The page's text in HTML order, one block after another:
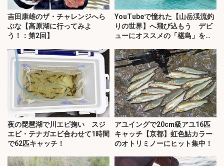
吉田康雄のザ・チャレンジへら
ぶな【高原湖に行ってみよ
う！：第2回】
YouTubeで憧れた【山岳渓流釣
りの世界】へ飛び込もう デビ
ューにオススメの「椹島」を紹
夜の琵琶湖で川エビ掬い スジ
エビ・テナガエビ合わせて1時間
で62匹キャッチ！
アユイングで20cm級アユ16匹
キャッチ【京都】虹色鮎カラー
のオトリミノーにヒット集中！